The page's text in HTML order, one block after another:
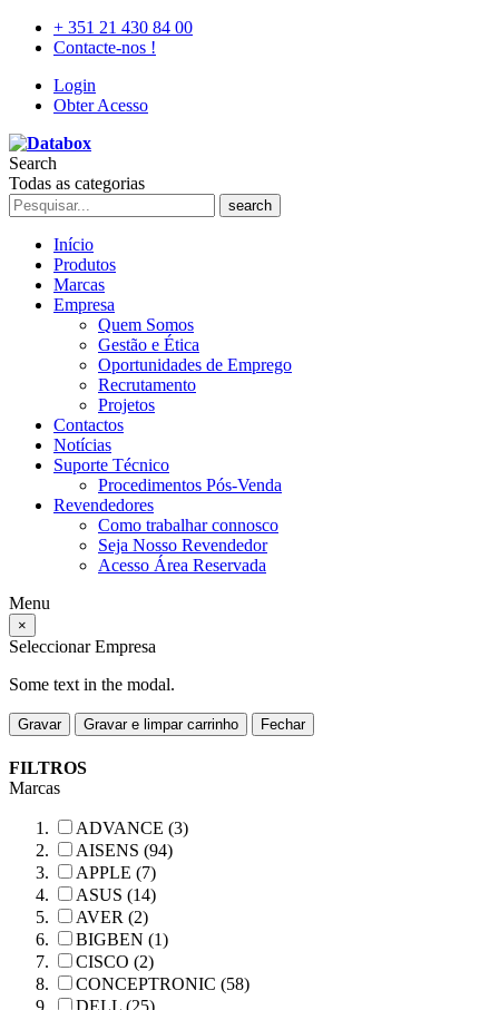
+ 351 21 430 84 00
Contacte-nos !
Login
Obter Acesso
Search
Todas as categorias
search
Início
Produtos
Marcas
Empresa
Quem Somos
Gestão e Ética
Oportunidades de Emprego
Recrutamento
Projetos
Contactos
Notícias
Suporte Técnico
Procedimentos Pós-Venda
Revendedores
Como trabalhar connosco
Seja Nosso Revendedor
Acesso Área Reservada
Menu
×
Seleccionar Empresa
Some text in the modal.
Gravar Gravar e limpar carrinho Fechar
FILTROS
Marcas
ADVANCE (3)
AISENS (94)
APPLE (7)
ASUS (14)
AVER (2)
BIGBEN (1)
CISCO (2)
CONCEPTRONIC (58)
DELL (25)